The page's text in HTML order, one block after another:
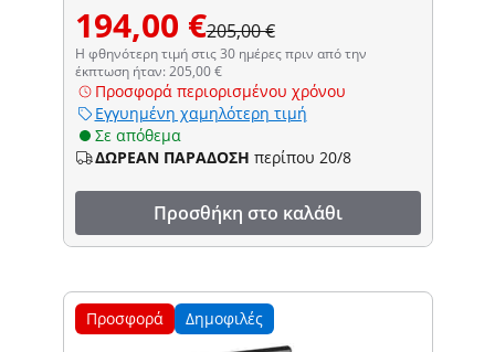
194,00 €205,00 €
Η φθηνότερη τιμή στις 30 ημέρες πριν από την
έκπτωση ήταν: 205,00 €
Προσφορά περιορισμένου χρόνου
Εγγυημένη χαμηλότερη τιμή
Σε απόθεμα
ΔΩΡΕΑΝ ΠΑΡΑΔΟΣΗ περίπου 20/8
Προσθήκη στο καλάθι
Προσφορά Δημοφιλές